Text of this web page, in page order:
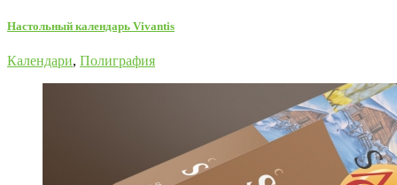
Настольный календарь Vivantis
Календари, Полиграфия